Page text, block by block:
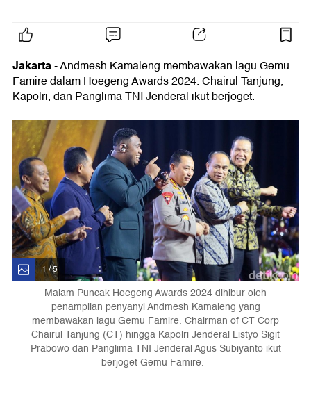
Jakarta- Andmesh Kamaleng membawakan lagu Gemu
Famire dalam Hoegeng Awards 2024. Chairul Tanjung,
Kapolri, dan Panglima TNI Jenderal ikut berjoget.
1 / 5
Malam Puncak Hoegeng Awards 2024 dihibur oleh
penampilan penyanyi Andmesh Kamaleng yang
membawakan lagu Gemu Famire. Chairman of CT Corp
Chairul Tanjung (CT) hingga Kapolri Jenderal Listyo Sigit
Prabowo dan Panglima TNI Jenderal Agus Subiyanto ikut
berjoget Gemu Famire.